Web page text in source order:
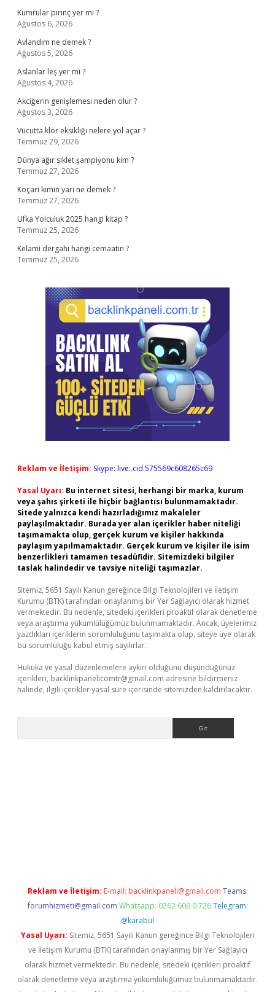
Kumrular pirinç yer mi ?
Ağustos 6, 2026
Avlandım ne demek ?
Ağustos 5, 2026
Aslanlar leş yer mi ?
Ağustos 4, 2026
Akciğerin genişlemesi neden olur ?
Ağustos 3, 2026
Vücutta klor eksikliği nelere yol açar ?
Temmuz 29, 2026
Dünya ağır sıklet şampiyonu kim ?
Temmuz 27, 2026
Koçari kimin yarı ne demek ?
Temmuz 27, 2026
Ufka Yolculuk 2025 hangi kitap ?
Temmuz 25, 2026
Kelami dergahı hangi cemaatin ?
Temmuz 25, 2026
Reklam ve İletişim: Skype: live:.cid.575569c608265c69
Yasal Uyarı: Bu internet sitesi, herhangi bir marka, kurum
veya şahıs şirketi ile hiçbir bağlantısı bulunmamaktadır.
Sitede yalnızca kendi hazırladığımız makaleler
paylaşılmaktadır. Burada yer alan içerikler haber niteliği
taşımamakta olup, gerçek kurum ve kişiler hakkında
paylaşım yapılmamaktadır. Gerçek kurum ve kişiler ile isim
benzerlikleri tamamen tesadüfidir. Sitemizdeki bilgiler
taslak halindedir ve tavsiye niteliği taşımazlar.
Sitemiz, 5651 Sayılı Kanun gereğince Bilgi Teknolojileri ve İletişim
Kurumu (BTK) tarafından onaylanmış bir Yer Sağlayıcı olarak hizmet
vermektedir. Bu nedenle, sitedeki içerikleri proaktif olarak denetleme
veya araştırma yükümlülüğümüz bulunmamaktadır. Ancak, üyelerimiz
yazdıkları içeriklerin sorumluluğunu taşımakta olup, siteye üye olarak
bu sorumluluğu kabul etmiş sayılırlar.
Hukuka ve yasal düzenlemelere aykırı olduğunu düşündüğünüz
içerikleri, backlinkpanelicomtr@gmail.com adresine bildirmeniz
halinde, ilgili içerikler yasal süre içerisinde sitemizden kaldırılacaktır.
Reklam ve İletişim: E-mail: backlinkpaneli@gmail.com Teams:
forumhizmeti@gmail.com Whatsapp: 0262 606 0 726 Telegram:
@karabul
Yasal Uyarı: Sitemiz, 5651 Sayılı Kanun gereğince Bilgi Teknolojileri
ve İletişim Kurumu (BTK) tarafından onaylanmış bir Yer Sağlayıcı
olarak hizmet vermektedir. Bu nedenle, sitedeki içerikleri proaktif
olarak denetleme veya araştırma yükümlülüğümüz bulunmamaktadır.